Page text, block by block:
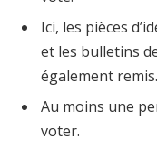
Ici, les pièces
et les bulletins
également remis.
Au moins une
voter.